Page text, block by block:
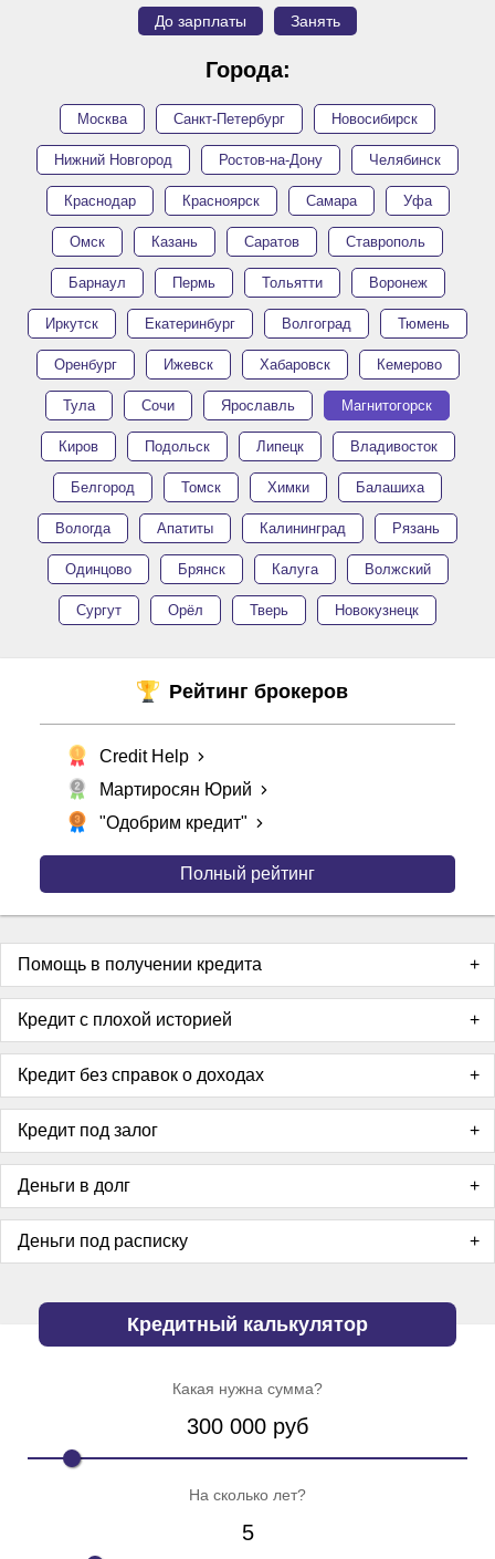
До зарплаты Занять
Города:
Москва Санкт-Петербург Новосибирск
Нижний Новгород Ростов-на-Дону Челябинск
Краснодар Красноярск Самара Уфа
Омск Казань Саратов Ставрополь
Барнаул Пермь Тольятти Воронеж
Иркутск Екатеринбург Волгоград Тюмень
Оренбург Ижевск Хабаровск Кемерово
Тула Сочи Ярославль Магнитогорск
Киров Подольск Липецк Владивосток
Белгород Томск Химки Балашиха
Вологда Апатиты Калининград Рязань
Одинцово Брянск Калуга Волжский
Сургут Орёл Тверь Новокузнецк
Рейтинг брокеров
Credit Help
Мартиросян Юрий
"Одобрим кредит"
Полный рейтинг
Помощь в получении кредита
Кредит с плохой историей
Кредит без справок о доходах
Кредит под залог
Деньги в долг
Деньги под расписку
Кредитный калькулятор
Какая нужна сумма?
300 000 руб
На сколько лет?
5